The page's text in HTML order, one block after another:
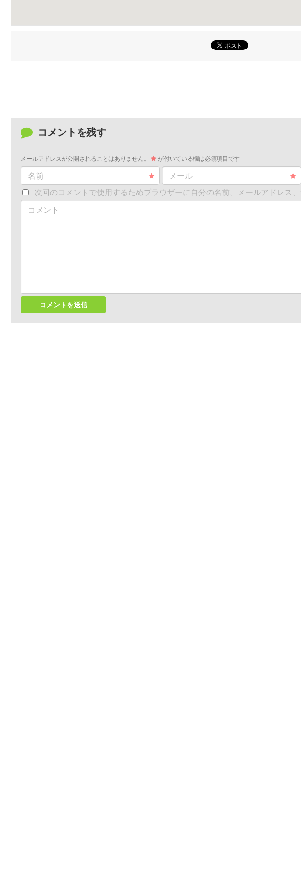
コメントを残す
メールアドレスが公開されることはありません。 が付いている欄は必須項目です
名前 メール
次回のコメントで使用するためブラウザーに自分の名前、メールアドレス、
コメント